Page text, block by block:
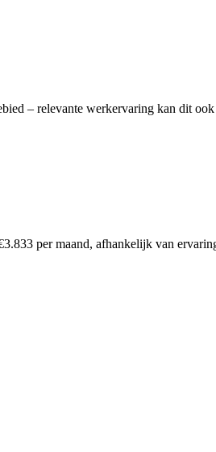
– relevante werkervaring kan dit
per maand, afhankelijk van